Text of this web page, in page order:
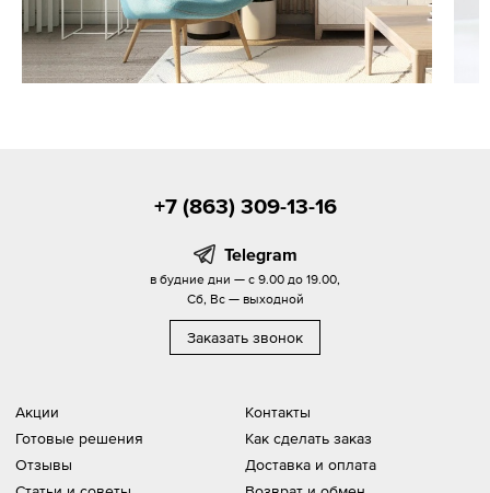
Акции
Готовые решения
Отзывы
Контакты
Как сделать заказ
Доставка и оплата
+7 (863) 309-13-16
Telegram
в будние дни — с 9.00 до 19.00,
Сб, Вс — выходной
Заказать звонок